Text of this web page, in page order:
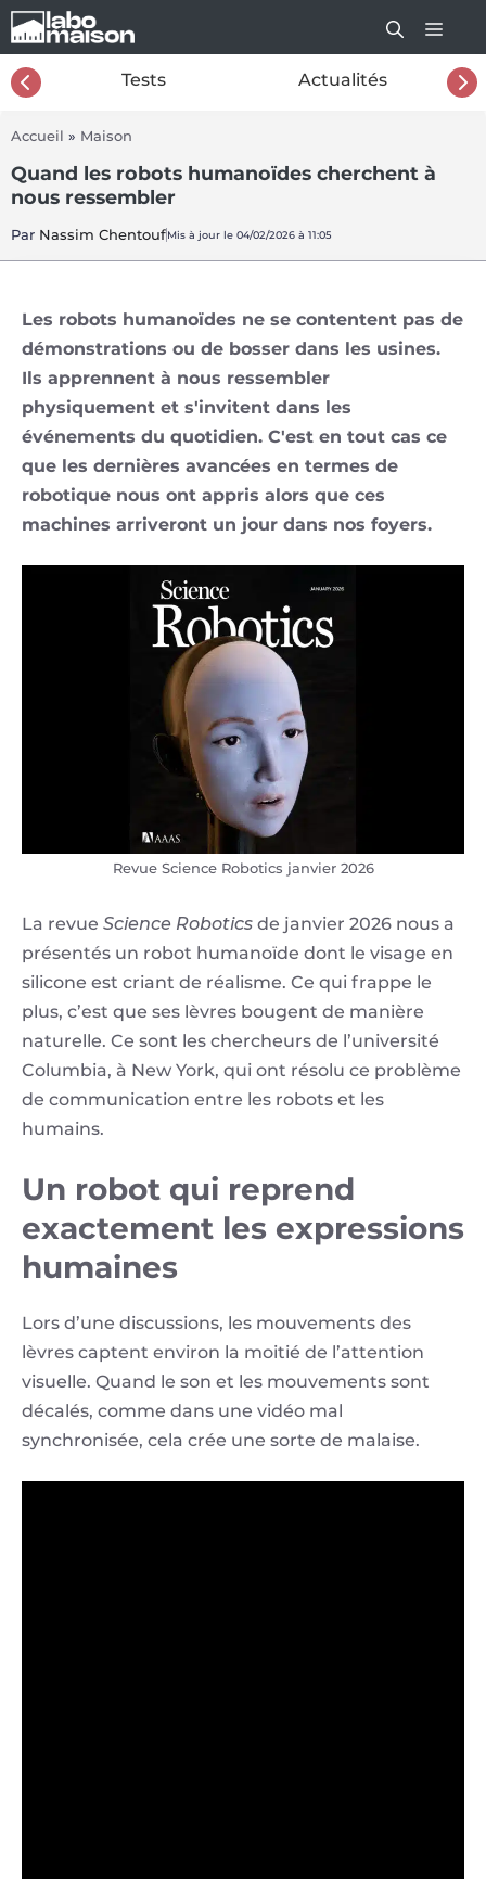
Aller
au
contenu
Tests Actualités
Accueil » Maison
Quand les robots humanoïdes cherchent à
nous ressembler
Par Nassim ChentoufMis à jour le 04/02/2026 à 11:05
Les robots humanoïdes ne se contentent pas de
démonstrations ou de bosser dans les usines.
Ils apprennent à nous ressembler
physiquement et s'invitent dans les
événements du quotidien. C'est en tout cas ce
que les dernières avancées en termes de
robotique nous ont appris alors que ces
machines arriveront un jour dans nos foyers.
Revue Science Robotics janvier 2026
La revue Science Robotics de janvier 2026 nous a
présentés un robot humanoïde dont le visage en
silicone est criant de réalisme. Ce qui frappe le
plus, c’est que ses lèvres bougent de manière
naturelle. Ce sont les chercheurs de l’université
Columbia, à New York, qui ont résolu ce problème
de communication entre les robots et les
humains.
Un robot qui reprend
exactement les expressions
humaines
Lors d’une discussions, les mouvements des
lèvres captent environ la moitié de l’attention
visuelle. Quand le son et les mouvements sont
décalés, comme dans une vidéo mal
synchronisée, cela crée une sorte de malaise.